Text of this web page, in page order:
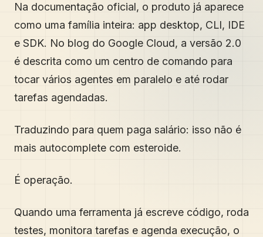
Na documentação oficial, o produto já aparece
como uma família inteira: app desktop, CLI, IDE
e SDK. No blog do Google Cloud, a versão 2.0
é descrita como um centro de comando para
tocar vários agentes em paralelo e até rodar
tarefas agendadas.
Traduzindo para quem paga salário: isso não é
mais autocomplete com esteroide.
É operação.
Quando uma ferramenta já escreve código, roda
testes, monitora tarefas e agenda execução, o